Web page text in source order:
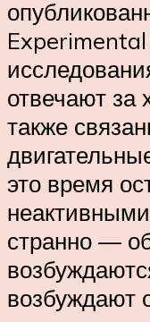
Experimental
отвечают
также
это время
странно —
возбуждают